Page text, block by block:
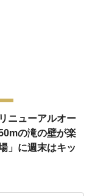
ニューアルオー
の滝の壁が楽
」に週末はキッ